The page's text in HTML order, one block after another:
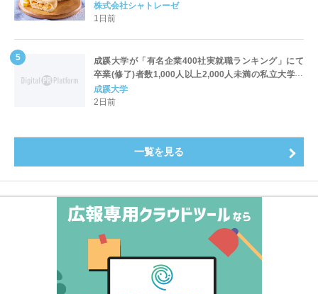
株式会社シャトレーゼ
1日前
成蹊大学が「有名企業400社実就職ランキング」にて
卒業(修了)者数1,000人以上2,000人未満の私立大学で
全国第1位を獲得！～実就職率は26.5%（前年比＋
4.3pt）に伸長、東京の私立大学でも10位にランクイン
成蹊大学
2日前
一覧を見る